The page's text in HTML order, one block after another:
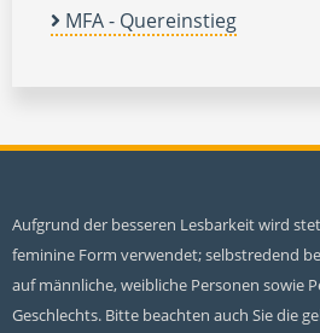
MFA - Quereinstieg
Aufgrund der besseren Lesbarkeit wird
feminine Form verwendet; selbstredend
auf männliche, weibliche Personen sowie
Geschlechts. Bitte beachten auch Sie die